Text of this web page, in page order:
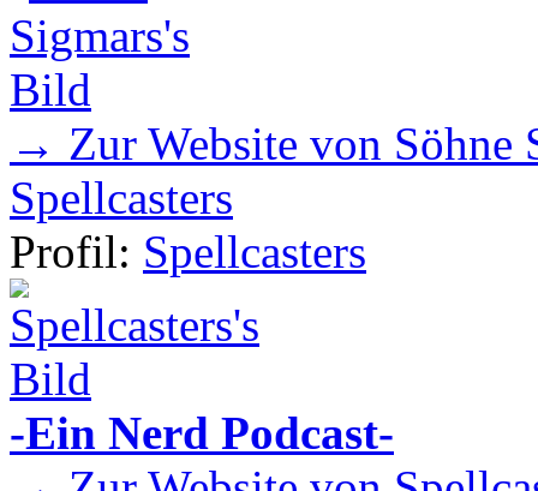
→ Zur Website von Söhne
Spellcasters
Profil: Spellcasters
-Ein Nerd Podcast-